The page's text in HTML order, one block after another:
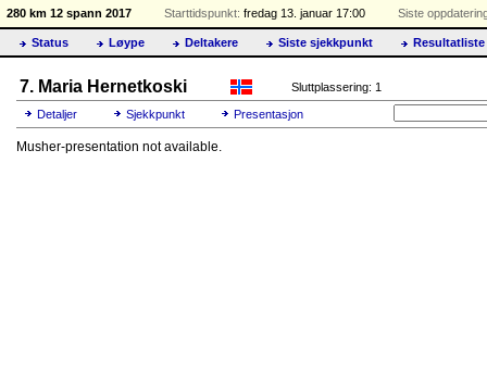
280 km 12 spann 2017 Starttidspunkt: fredag 13. januar 17:00 Siste
Status Løype Deltakere Siste sjekkpunkt Resultatliste
7. Maria Hernetkoski Sluttplassering: 1
Detaljer Sjekkpunkt Presentasjon
Musher-presentation not available.